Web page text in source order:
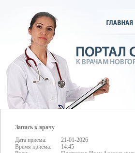
Запись к врачу
Дата приема:
21-01-2026
Время приема:
14:45